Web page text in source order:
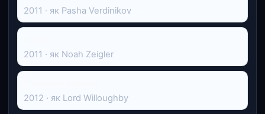
2011 · як Pasha Verdinikov
2011 · як Noah Zeigler
2012 · як Lord Willoughby